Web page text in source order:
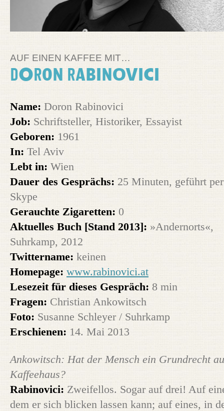
AUF EINEN KAFFEE MIT…
Doron Rabinovici
Name: Doron Rabinovici
Job: Schriftsteller, Historiker, Essayist
Geboren: 1961
In: Tel Aviv
Lebt in: Wien
Dauer des Gesprächs: 25 Minuten, geführt per
Skype
Gerauchte Zigaretten: 0
Aktuelles Buch [Stand 2013]: »Andernorts«,
Suhrkamp, 2012
Twittername: keinen
Homepage: www.rabinovici.at
Lesezeit für dieses Gespräch: 8 min
Fragen: Christian Ankowitsch
Foto: Susanne Schleyer / Suhrkamp
Erschienen: 14. Mai 2013
Ankowitsch: Hat der Mensch ein Grundrecht
Kaffeehaus?
Rabinovici: Zweifellos. Sogar auf drei! Auf
dem er sich blicken lassen kann; auf eines, in